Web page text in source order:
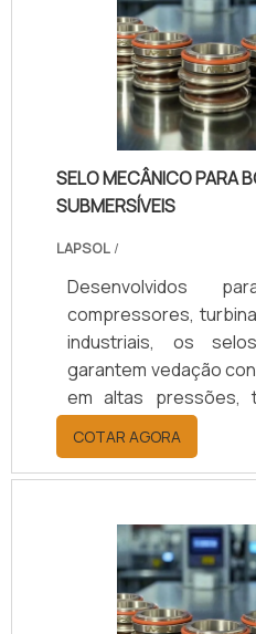
experiência,
especializado,
e opções de
asseguramos o selo
aplicação.
SELO MECÂNICO PARA
SUBMERSÍVEIS
LAPSOL /
Desenvolvidos
compressores,
industriais, os
garantem vedação
em altas pressões,
elevadas e fluidos
Oferecem redução de
maior durabilidade
custo de
segurança. Com
experiência,
especializado,
COTAR AGORA